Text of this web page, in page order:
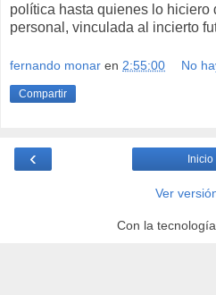
política hasta quienes lo hiciero
personal, vinculada al incierto
fernando monar en 2:55:00 No
Compartir
‹ Inicio
Ver
Con la